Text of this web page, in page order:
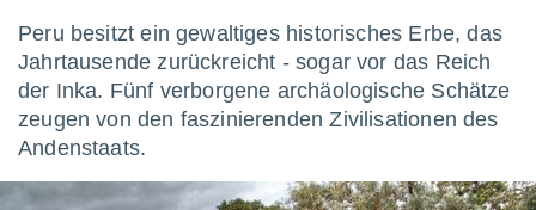
diese
Peru besitzt ein gewaltiges historisches Erbe, das
Jahrtausende zurückreicht - sogar vor das Reich
der Inka. Fünf verborgene archäologische Schätze
zeugen von den faszinierenden Zivilisationen des
Andenstaats.